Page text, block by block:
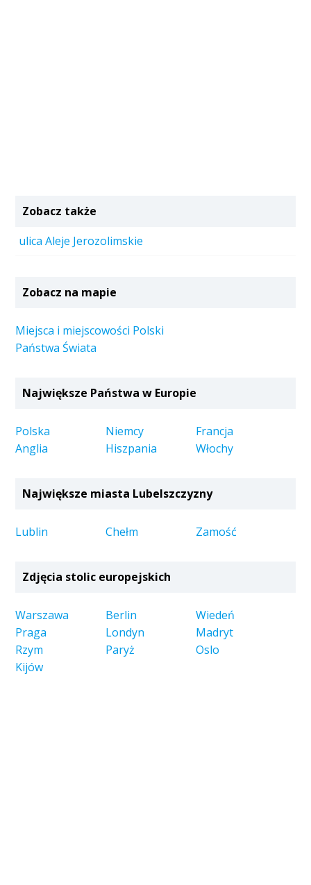
Zobacz także
ulica Aleje Jerozolimskie
Zobacz na mapie
Miejsca i miejscowości Polski
Państwa Świata
Największe Państwa w Europie
Polska Niemcy
Francja
Anglia
Hiszpania Włochy
Największe miasta Lubelszczyzny
Lublin Chełm Zamość
Zdjęcia stolic europejskich
Warszawa Berlin
Wiedeń
Praga
Londyn
Madryt
Rzym
Paryż
Oslo
Kijów